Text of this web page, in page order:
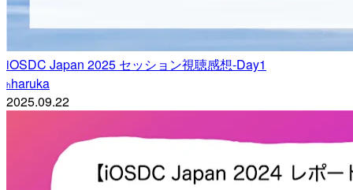
iOSDC Japan 2025 セッション視聴感想-Day1
hharuka
2025.09.22